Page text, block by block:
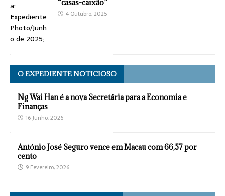
“casas-caixão”
4 Outubro, 2025
O EXPEDIENTE NOTICIOSO
Ng Wai Han é a nova Secretária para a Economia e
Finanças
16 Junho, 2026
António José Seguro vence em Macau com 66,57 por
cento
9 Fevereiro, 2026